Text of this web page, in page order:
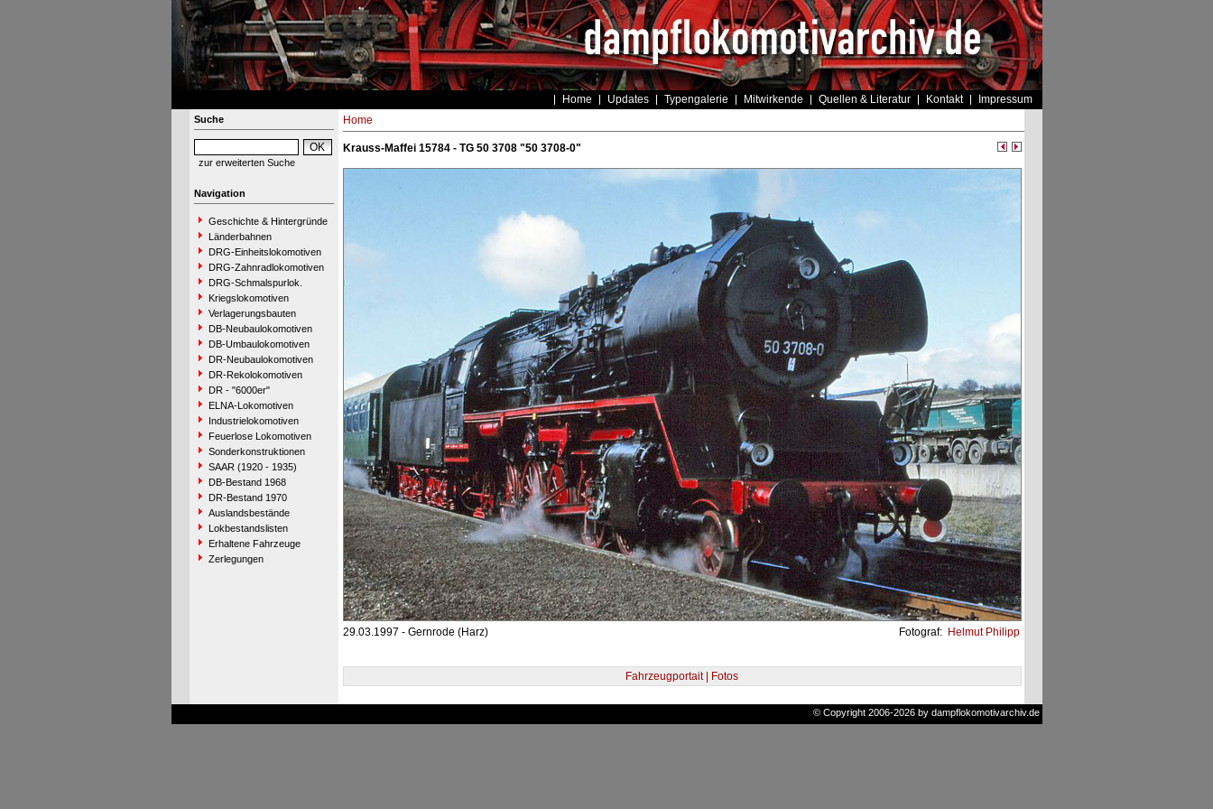
Home Updates Typengalerie Mitwirkende Quellen & Literatur Kontakt Impressum
Suche
zur erweiterten Suche
Navigation
Geschichte & Hintergründe
Länderbahnen
DRG-Einheitslokomotiven
DRG-Zahnradlokomotiven
DRG-Schmalspurlok.
Kriegslokomotiven
Verlagerungsbauten
DB-Neubaulokomotiven
DB-Umbaulokomotiven
DR-Neubaulokomotiven
DR-Rekolokomotiven
DR - "6000er"
ELNA-Lokomotiven
Industrielokomotiven
Feuerlose Lokomotiven
Sonderkonstruktionen
SAAR (1920 - 1935)
DB-Bestand 1968
DR-Bestand 1970
Auslandsbestände
Lokbestandslisten
Erhaltene Fahrzeuge
Zerlegungen
Home
Krauss-Maffei 15784 - TG 50 3708 "50 3708-0"
29.03.1997 - Gernrode (Harz) Fotograf: Helmut Philipp
Fahrzeugportait | Fotos
© Copyright 2006-2026 by dampflokomotivarchiv.de